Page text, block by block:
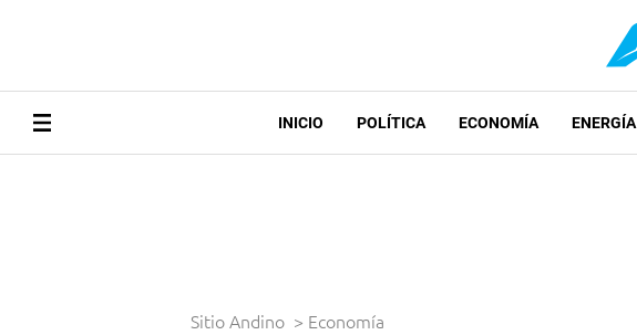
INICIO POLÍTICA ECONOMÍA ENERGÍA
Sitio Andino > Economía